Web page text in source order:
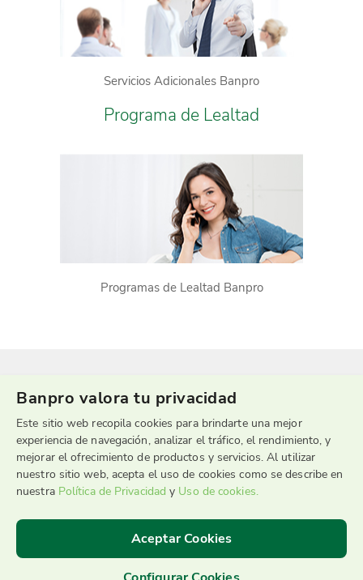
Servicios Adicionales Banpro
Programa de Lealtad
Programas de Lealtad Banpro
Banpro valora tu privacidad
Este sitio web recopila cookies para brindarte una mejor
experiencia de navegación, analizar el tráfico, el rendimiento, y
mejorar el ofrecimiento de productos y servicios. Al utilizar
nuestro sitio web, acepta el uso de cookies como se describe en
nuestra Política de Privacidad y Uso de cookies.
Aceptar Cookies
Sucursal Telefónica